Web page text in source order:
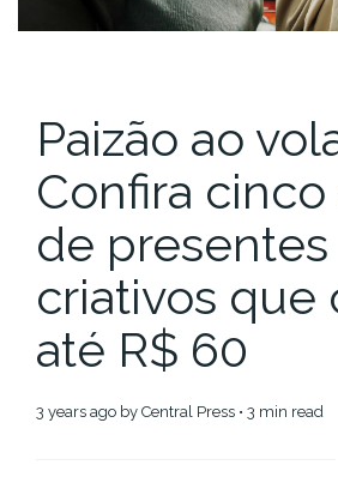
Paizão ao
Confira cinco
de presentes
criativos que
até R$ 60
3 years ago by Central Press • 3 min read